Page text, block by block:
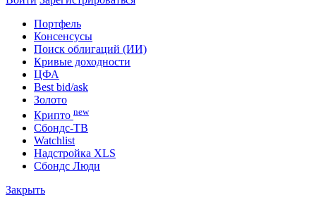
Войти Зарегистрироваться
Портфель
Консенсусы
Поиск облигаций (ИИ)
Кривые доходности
ЦФА
Best bid/ask
Золото
Крипто new
Watchlist